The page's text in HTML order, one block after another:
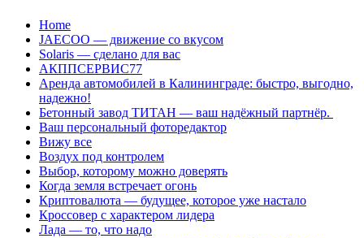
Перейти
содержанию
Home
JAECOO — движение со вкусом
Solaris — сделано для вас
АКППСЕРВИС77
Аренда автомобилей в Калининграде: быстро, выгодно,
надежно!
Бетонный завод ТИТАН — ваш надёжный партнёр.
Ваш персональный фоторедактор
Вижу все
Воздух под контролем
Выбор, которому можно доверять
Когда земля встречает огонь
Криптовалюта — будущее, которое уже настало
Кроссовер с характером лидера
Лада — то, что надо